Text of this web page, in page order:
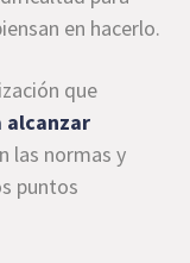
en hacerlo.
que
alcanzar
las normas y
puntos